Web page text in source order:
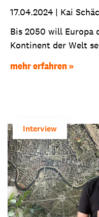
17.04.2024 | Kai
Bis 2050 will Europa
Kontinent der Welt
mehr erfahren
Interview